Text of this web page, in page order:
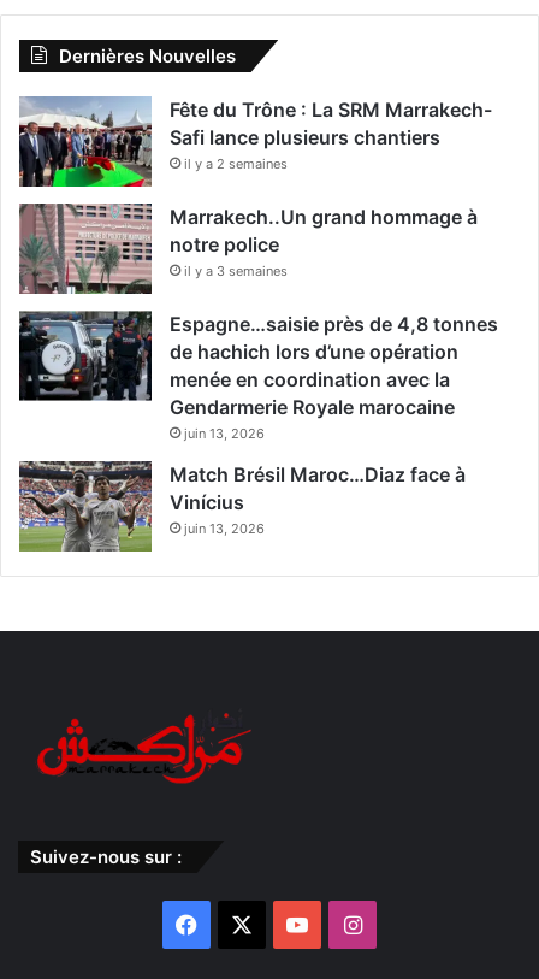
Dernières Nouvelles
Fête du Trône : La SRM Marrakech-
Safi lance plusieurs chantiers
il y a 2 semaines
Marrakech..Un grand hommage à
notre police
il y a 3 semaines
Espagne…saisie près de 4,8 tonnes
de hachich lors d’une opération
menée en coordination avec la
Gendarmerie Royale marocaine
juin 13, 2026
Match Brésil Maroc…Diaz face à
Vinícius
juin 13, 2026
Suivez-nous sur :
Facebook YouTubeInstagram